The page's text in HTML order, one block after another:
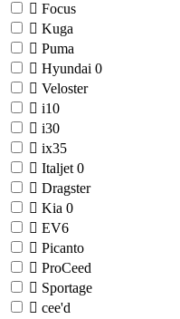
Focus
Kuga
Puma
Hyundai 0
Veloster
i10
i30
ix35
Italjet 0
Dragster
Kia 0
EV6
Picanto
ProCeed
Sportage
cee'd